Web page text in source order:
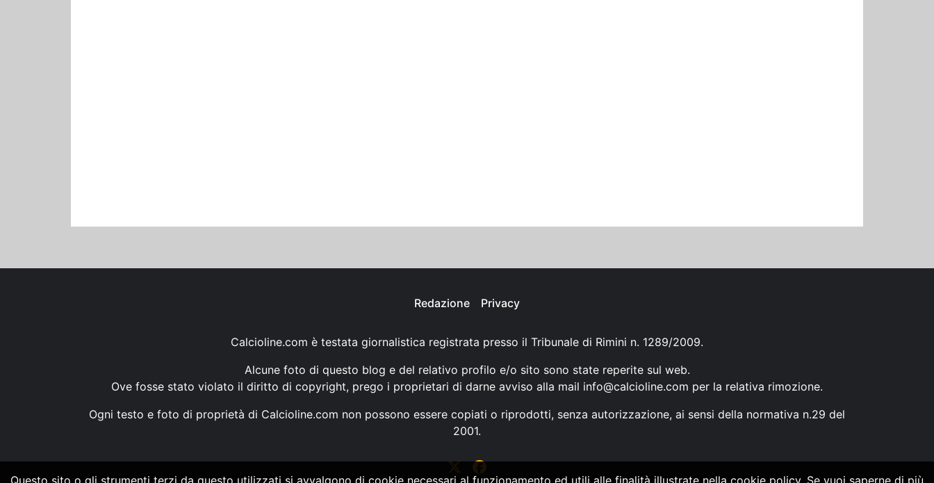
Redazione Privacy
Calcioline.com è testata giornalistica registrata presso il Tribunale di Rimini n. 1289/2009.
Alcune foto di questo blog e del relativo profilo e/o sito sono state reperite sul web.
Ove fosse stato violato il diritto di copyright, prego i proprietari di darne avviso alla mail info@calcioline.com per la relativa rimozione.
Ogni testo e foto di proprietà di Calcioline.com non possono essere copiati o riprodotti, senza autorizzazione, ai sensi della normativa n.29 del
2001.
Questo sito o gli strumenti terzi da questo utilizzati si avvalgono di cookie necessari al funzionamento ed utili alle finalità illustrate nella cookie policy. Se vuoi saperne di più